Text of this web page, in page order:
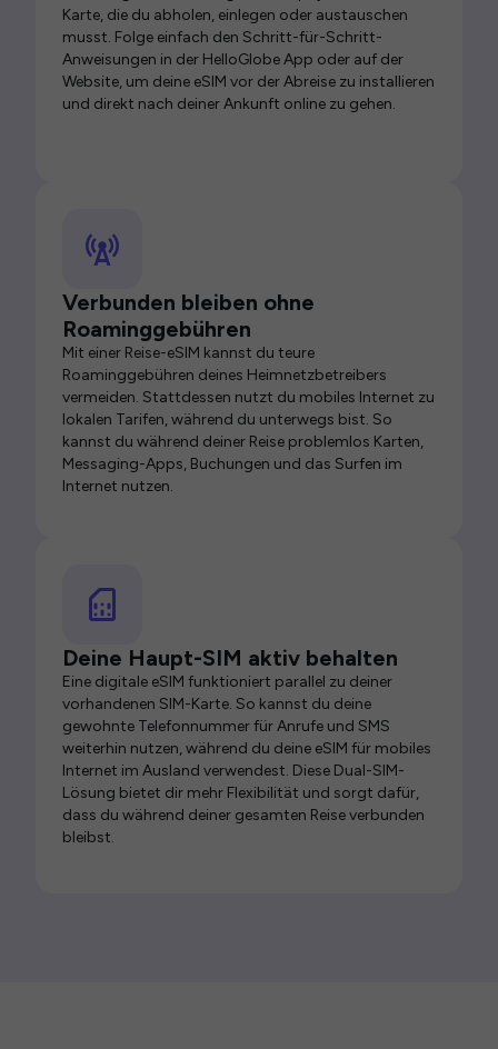
Karte, die du abholen, einlegen oder austauschen
musst. Folge einfach den Schritt-für-Schritt-
Anweisungen in der HelloGlobe App oder auf der
Website, um deine eSIM vor der Abreise zu installieren
und direkt nach deiner Ankunft online zu gehen.
Verbunden bleiben ohne
Roaminggebühren
Mit einer Reise-eSIM kannst du teure
Roaminggebühren deines Heimnetzbetreibers
vermeiden. Stattdessen nutzt du mobiles Internet zu
lokalen Tarifen, während du unterwegs bist. So
kannst du während deiner Reise problemlos Karten,
Messaging-Apps, Buchungen und das Surfen im
Internet nutzen.
Deine Haupt-SIM aktiv behalten
Eine digitale eSIM funktioniert parallel zu deiner
vorhandenen SIM-Karte. So kannst du deine
gewohnte Telefonnummer für Anrufe und SMS
weiterhin nutzen, während du deine eSIM für mobiles
Internet im Ausland verwendest. Diese Dual-SIM-
Lösung bietet dir mehr Flexibilität und sorgt dafür,
dass du während deiner gesamten Reise verbunden
bleibst.